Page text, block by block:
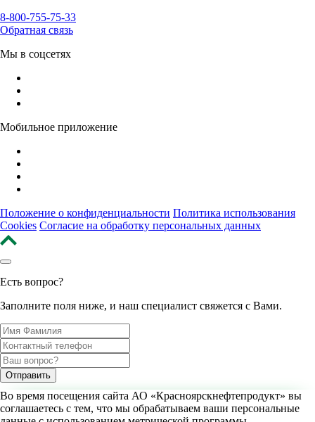
Во время посещения сайта АО «Красноярскнефтепродукт» вы
соглашаетесь с тем, что мы обрабатываем ваши персональные
8-800-755-75-33
Обратная связь
Мы в соцсетях
Мобильное приложение
Положение о конфиденциальности Политика использования
Cookies Согласие на обработку персональных данных
Есть вопрос?
Заполните поля ниже, и наш специалист свяжется с Вами.
Отправить
*Нажимая кнопку «Отправить», я даю согласие на обработку персональных данных и
подтверждаю, что ознакомлен с порядком обработки и защиты персональных данных
согласно